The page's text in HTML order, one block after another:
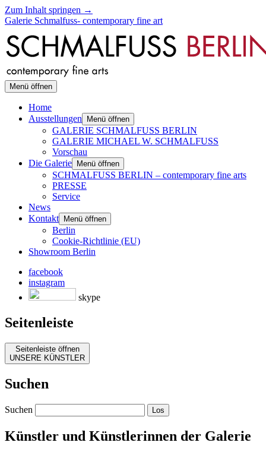
Zum Inhalt springen →
Galerie Schmalfuss- contemporary fine art
Menü öffnen
Home
Ausstellungen
Menü öffnen
GALERIE SCHMALFUSS BERLIN
GALERIE MICHAEL W. SCHMALFUSS
Vorschau
Die Galerie
Menü öffnen
SCHMALFUSS BERLIN – contemporary fine arts
PRESSE
Service
News
Kontakt
Menü öffnen
Berlin
Cookie-Richtlinie (EU)
Showroom Berlin
facebook
instagram
skype
Seitenleiste
Seitenleiste öffnen
UNSERE KÜNSTLER
Suchen
Suchen
Künstler und Künstlerinnen der Galerie